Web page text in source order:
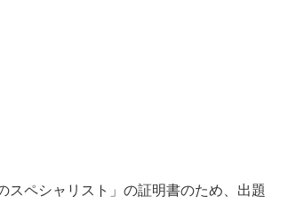
スペシャリスト」の証明書のため、出題